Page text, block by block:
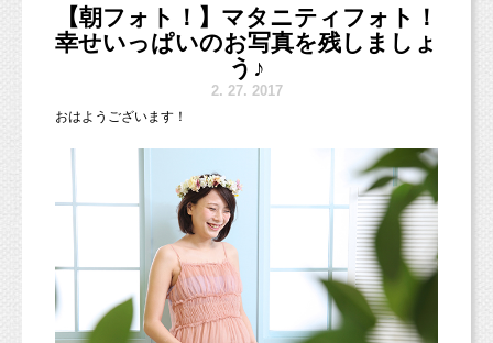
成人式の後撮りに来てくださったお嬢様です(*^◯^*)
お母様の妹さんのお着物だそう！
おばあちゃまからお母様、お母様からお嬢様へなど、
【朝フォト！】マタニティフォト！
幸せいっぱいのお写真を残しましょ
う♪
2. 27. 2017
おはようございます！